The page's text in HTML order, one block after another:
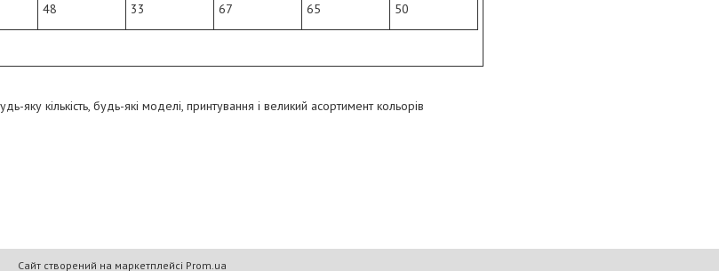
48 33 67 65 50
кількість, будь-які моделі, принтування і великий асортимент кольорів
Сайт створений на маркетплейсі Prom.ua